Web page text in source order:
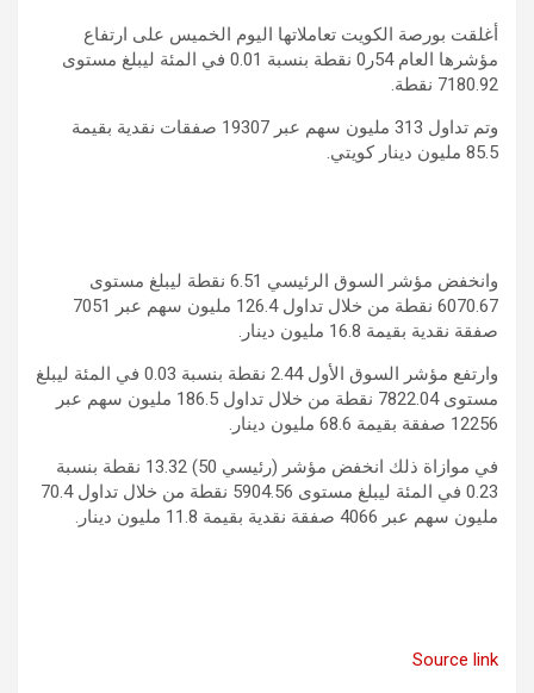
أغلقت بورصة الكويت تعاملاتها اليوم الخميس على ارتفاع
مؤشرها العام 54ر0 نقطة بنسبة 0.01 في المئة ليبلغ مستوى
7180.92 نقطة.
وتم تداول 313 مليون سهم عبر 19307 صفقات نقدية بقيمة
85.5 مليون دينار كويتي.
وانخفض مؤشر السوق الرئيسي 6.51 نقطة ليبلغ مستوى
6070.67 نقطة من خلال تداول 126.4 مليون سهم عبر 7051
صفقة نقدية بقيمة 16.8 مليون دينار.
وارتفع مؤشر السوق الأول 2.44 نقطة بنسبة 0.03 في المئة ليبلغ
مستوى 7822.04 نقطة من خلال تداول 186.5 مليون سهم عبر
12256 صفقة بقيمة 68.6 مليون دينار.
في موازاة ذلك انخفض مؤشر (رئيسي 50) 13.32 نقطة بنسبة
0.23 في المئة ليبلغ مستوى 5904.56 نقطة من خلال تداول 70.4
مليون سهم عبر 4066 صفقة نقدية بقيمة 11.8 مليون دينار.
Source link